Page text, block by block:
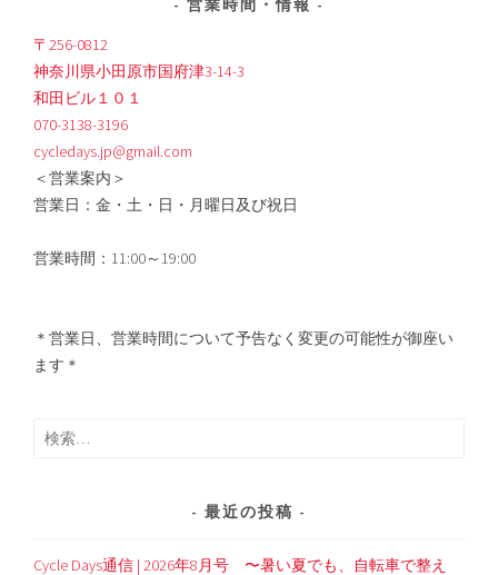
営業時間・情報
〒256-0812
神奈川県小田原市国府津3-14-3
和田ビル１０１
070-3138-3196
cycledays.jp@gmail.com
＜営業案内＞
営業日：金・土・日・月曜日及び祝日
営業時間：11:00～19:00
＊営業日、営業時間について予告なく変更の可能性が御座い
ます＊
検
最近の投稿
Cycle Days通信 | 2026年8月号 〜暑い夏でも、自転車で整え